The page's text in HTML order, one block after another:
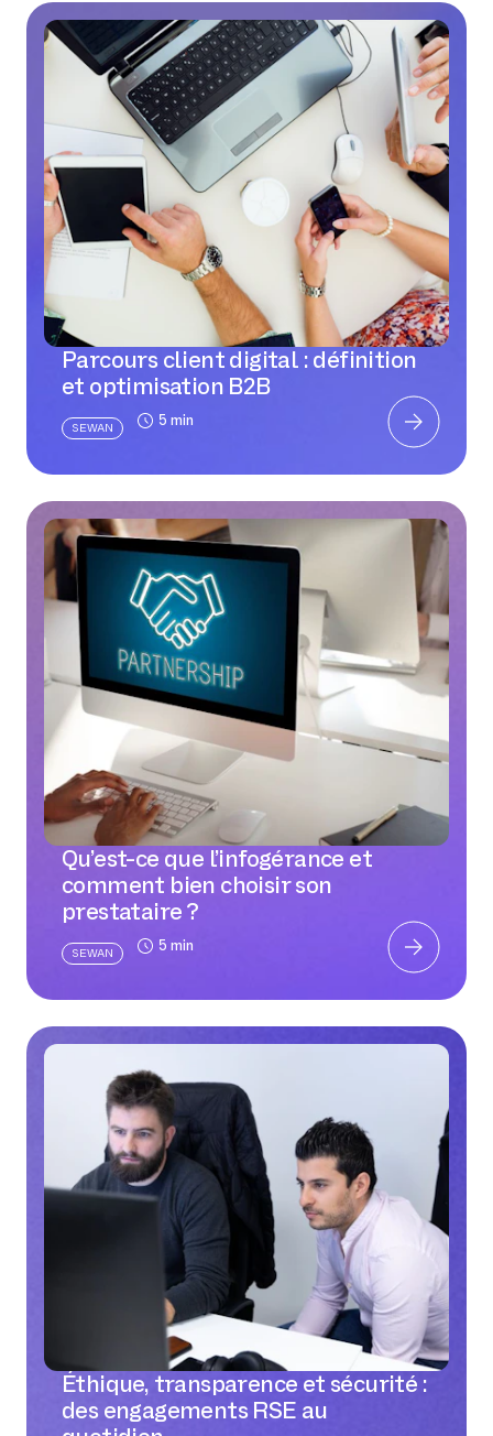
Parcours client digital : définition
et optimisation B2B
SEWAN 5 min
Qu’est-ce que l’infogérance et
comment bien choisir son
prestataire ?
SEWAN 5 min
Éthique, transparence et sécurité :
des engagements RSE au